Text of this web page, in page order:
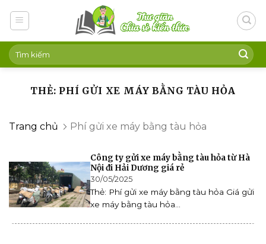
THẺ: PHÍ GỬI XE MÁY BẰNG TÀU HỎA
Trang chủ Phí gửi xe máy bằng tàu hỏa
Công ty gửi xe máy bằng tàu hỏa từ Hà
Nội đi Hải Dương giá rẻ
30/05/2025
Thẻ: Phí gửi xe máy bằng tàu hỏa Giá gửi
xe máy bằng tàu hỏa...